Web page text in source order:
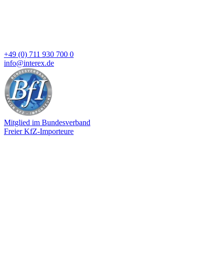
+49 (0) 711 930 700 0
info@interex.de
Mitglied im Bundesverband
Freier KfZ-Importeure